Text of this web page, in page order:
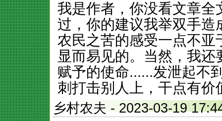
我是作者，你没看文章
过，你的建议我举双手
农民之苦的感受一点不
显而易见的。当然，我
赋予的使命......发泄起不
刺打击别人上，干点有价
乡村农夫 - 2023-03-19